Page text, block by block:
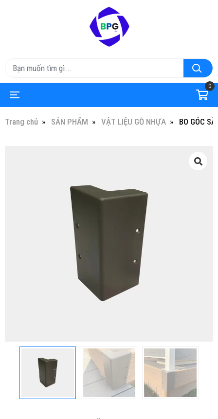
0
Trang chủ SẢN PHẨM VẬT LIỆU GỖ NHỰA BO GÓC